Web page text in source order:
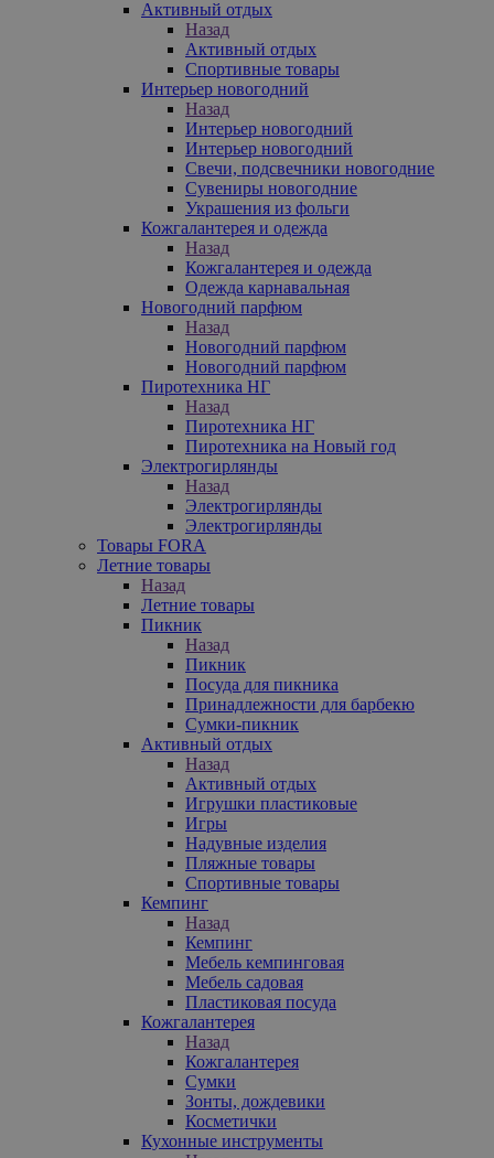
Активный отдых
Назад
Активный отдых
Спортивные товары
Интерьер новогодний
Назад
Интерьер новогодний
Интерьер новогодний
Свечи, подсвечники новогодние
Сувениры новогодние
Украшения из фольги
Кожгалантерея и одежда
Назад
Кожгалантерея и одежда
Одежда карнавальная
Новогодний парфюм
Назад
Новогодний парфюм
Новогодний парфюм
Пиротехника НГ
Назад
Пиротехника НГ
Пиротехника на Новый год
Электрогирлянды
Назад
Электрогирлянды
Электрогирлянды
Товары FORA
Летние товары
Назад
Летние товары
Пикник
Назад
Пикник
Посуда для пикника
Принадлежности для барбекю
Сумки-пикник
Активный отдых
Назад
Активный отдых
Игрушки пластиковые
Игры
Надувные изделия
Пляжные товары
Спортивные товары
Кемпинг
Назад
Кемпинг
Мебель кемпинговая
Мебель садовая
Пластиковая посуда
Кожгалантерея
Назад
Кожгалантерея
Сумки
Зонты, дождевики
Косметички
Кухонные инструменты